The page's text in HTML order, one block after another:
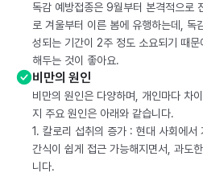
독감 예방접종은 9월부터 본격적으로
로 겨울부터 이른 봄에 유행하는데, 독
성되는 기간이 2주 정도 소요되기 때
해두는 것이 좋아요.
비만의 원인
비만의 원인은 다양하며, 개인마다 차
지 주요 원인은 아래와 같습니다.
1. 칼로리 섭취의 증가 : 현대 사회에서
간식이 쉽게 접근 가능해지면서, 과도
니다.